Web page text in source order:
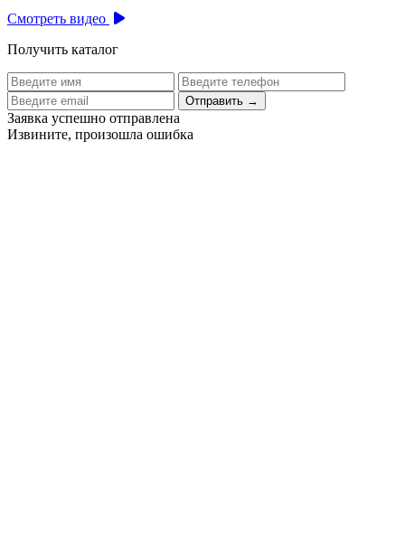
Смотреть видео
Получить каталог
Отправить →
Заявка успешно отправлена
Извините, произошла ошибка